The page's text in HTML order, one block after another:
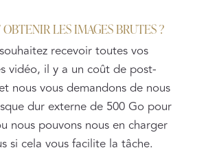
LES IMAGES BRUTES ?
recevoir toutes vos
vidéo, il y a un coût de post-
nous vous demandons de nous
dur externe de 500 Go pour
nous pouvons nous en charger
si cela vous facilite la tâche.